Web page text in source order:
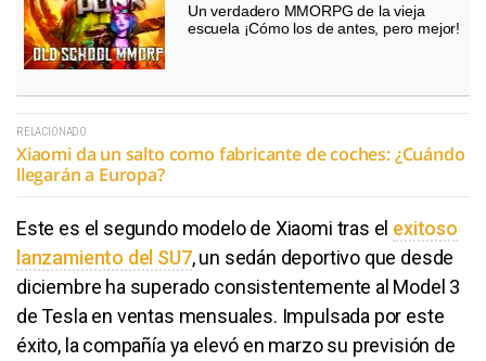
Un verdadero MMORPG de la vieja
escuela ¡Cómo los de antes, pero mejor!
RELACIONADO
Xiaomi da un salto como fabricante de coches: ¿Cuándo
llegarán a Europa?
Este es el segundo modelo de Xiaomi tras el exitoso
lanzamiento del SU7, un sedán deportivo que desde
diciembre ha superado consistentemente al Model 3
de Tesla en ventas mensuales. Impulsada por este
éxito, la compañía ya elevó en marzo su previsión de